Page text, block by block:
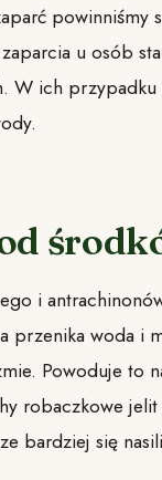
powinniśmy
u osób
W ich
i
woda i
Powoduje to
robaczkowe
bardziej się